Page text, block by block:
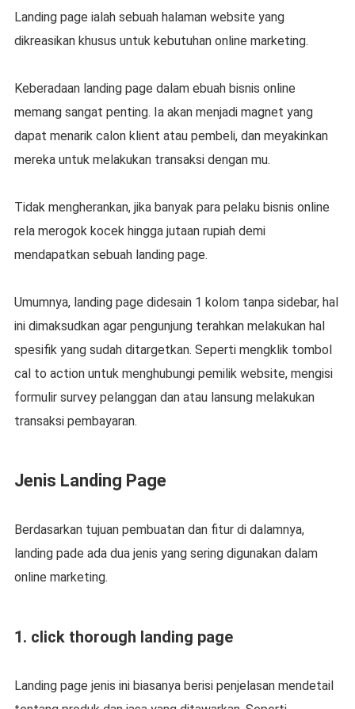
Landing page ialah sebuah halaman website yang
dikreasikan khusus untuk kebutuhan online marketing.
Keberadaan landing page dalam ebuah bisnis online
memang sangat penting. Ia akan menjadi magnet yang
dapat menarik calon klient atau pembeli, dan meyakinkan
mereka untuk melakukan transaksi dengan mu.
Tidak mengherankan, jika banyak para pelaku bisnis online
rela merogok kocek hingga jutaan rupiah demi
mendapatkan sebuah landing page.
Umumnya, landing page didesain 1 kolom tanpa sidebar, hal
ini dimaksudkan agar pengunjung terahkan melakukan hal
spesifik yang sudah ditargetkan. Seperti mengklik tombol
cal to action untuk menghubungi pemilik website, mengisi
formulir survey pelanggan dan atau lansung melakukan
transaksi pembayaran.
Jenis Landing Page
Berdasarkan tujuan pembuatan dan fitur di dalamnya,
landing pade ada dua jenis yang sering digunakan dalam
online marketing.
1. click thorough landing page
Landing page jenis ini biasanya berisi penjelasan mendetail